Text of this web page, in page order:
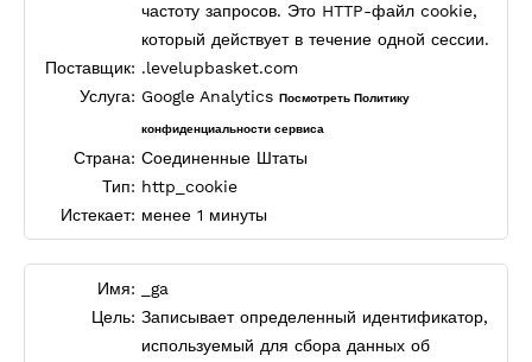
частоту запросов. Это HTTP-файл cookie,
который действует в течение одной сессии.
Поставщик: .levelupbasket.com
Услуга: Google Analytics Посмотреть Политику
конфиденциальности сервиса
Страна: Соединенные Штаты
Тип: http_cookie
Истекает: менее 1 минуты
Имя:
_ga
Цель: Записывает определенный идентификатор,
используемый для сбора данных об